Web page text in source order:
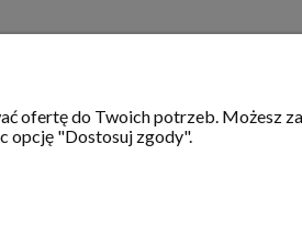
ofertę do Twoich potrzeb. Możesz
opcję "Dostosuj zgody".